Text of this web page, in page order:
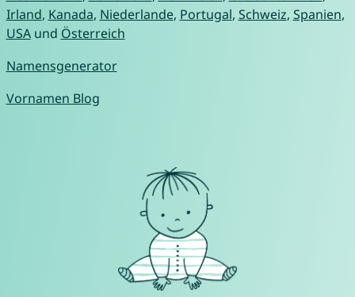
Irland, Kanada, Niederlande, Portugal, Schweiz, Spanien,
USAund Österreich
Namensgenerator
Vornamen Blog